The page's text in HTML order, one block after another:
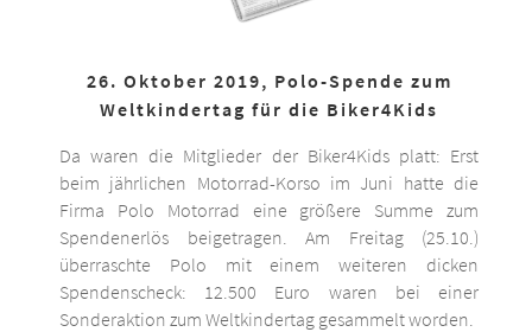
26. Oktober 2019, Polo-Spende zum
Weltkindertag für die Biker4Kids
Da waren die Mitglieder der Biker4Kids platt: Erst
beim jährlichen Motorrad-Korso im Juni hatte die
Firma Polo Motorrad eine größere Summe zum
Spendenerlös beigetragen. Am Freitag (25.10.)
überraschte Polo mit einem weiteren dicken
Spendenscheck: 12.500 Euro waren bei einer
Sonderaktion zum Weltkindertag gesammelt worden.